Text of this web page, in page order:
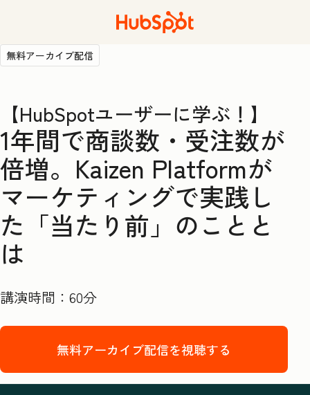
無料アーカイブ配信
【HubSpotユーザーに学ぶ！】
1年間で商談数・受注数が
倍増。Kaizen Platformが
マーケティングで実践し
た「当たり前」のことと
は
講演時間：60分
無料アーカイブ配信を視聴する